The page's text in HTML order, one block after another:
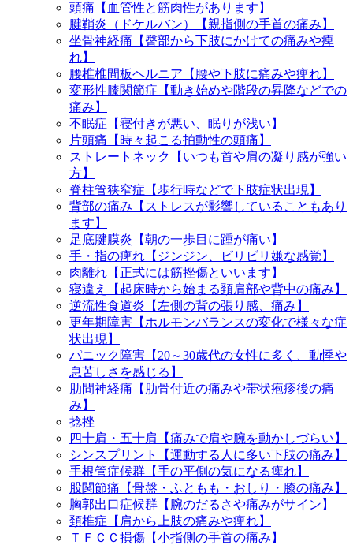
頭痛【血管性と筋肉性があります】
腱鞘炎（ドケルバン）【親指側の手首の痛み】
坐骨神経痛【臀部から下肢にかけての痛みや痺
れ】
腰椎椎間板ヘルニア【腰や下肢に痛みや痺れ】
変形性膝関節症【動き始めや階段の昇降などでの
痛み】
不眠症【寝付きが悪い、眠りが浅い】
片頭痛【時々起こる拍動性の頭痛】
ストレートネック【いつも首や肩の凝り感が強い
方】
脊柱管狭窄症【歩行時などで下肢症状出現】
背部の痛み【ストレスが影響していることもあり
ます】
足底腱膜炎【朝の一歩目に踵が痛い】
手・指の痺れ【ジンジン、ビリビリ嫌な感覚】
肉離れ【正式には筋挫傷といいます】
寝違え【起床時から始まる頚肩部や背中の痛み】
逆流性食道炎【左側の背の張り感、痛み】
更年期障害【ホルモンバランスの変化で様々な症
状出現】
パニック障害【20～30歳代の女性に多く、動悸や
息苦しさを感じる】
肋間神経痛【肋骨付近の痛みや帯状疱疹後の痛
み】
捻挫
四十肩・五十肩【痛みで肩や腕を動かしづらい】
シンスプリント【運動する人に多い下肢の痛み】
手根管症候群【手の平側の気になる痺れ】
股関節痛【骨盤・ふともも・おしり・膝の痛み】
胸郭出口症候群【腕のだるさや痛みがサイン】
頚椎症【肩から上肢の痛みや痺れ】
ＴＦＣＣ損傷【小指側の手首の痛み】